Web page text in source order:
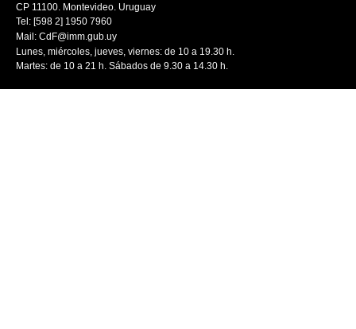
CP 11100. Montevideo. Uruguay
Tel: [598 2] 1950 7960
Mail: CdF@imm.gub.uy
Lunes, miércoles, jueves, viernes: de 10 a 19.30 h.
Martes: de 10 a 21 h. Sábados de 9.30 a 14.30 h.